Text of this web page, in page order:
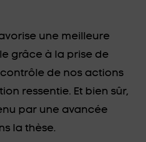
une meilleure
grâce à la prise de
de nos actions
ressentie. Et bien sûr,
par une avancée
la thèse.